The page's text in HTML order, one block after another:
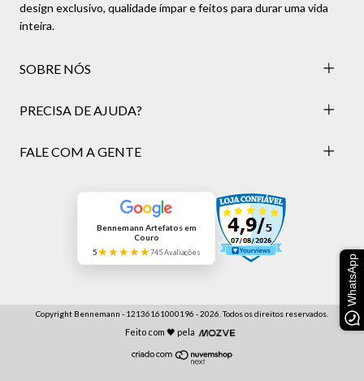
WhatsApp
design exclusivo, qualidade ímpar e feitos para durar uma vida
inteira.
SOBRE NÓS
PRECISA DE AJUDA?
FALE COM A GENTE
Bennemann Artefatos em
Couro
5★★★★★745 Avaliações
Copyright Bennemann - 12136161000196 - 2026. Todos os direitos reservados.
Feito com 🖤 pela